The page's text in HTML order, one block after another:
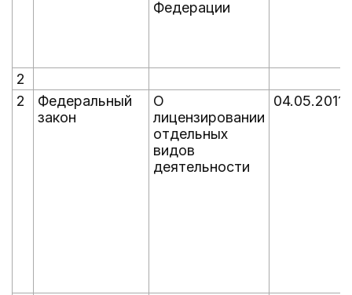
Федерации
2
2
Федеральный
закон
О
лицензировании
отдельных
видов
деятельности
04.05.2011